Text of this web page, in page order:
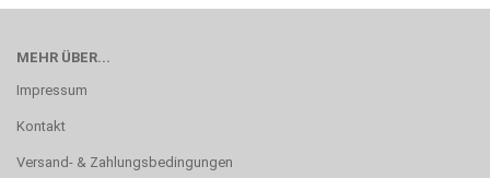
MEHR ÜBER...
Impressum
Kontakt
Versand- & Zahlungsbedingungen